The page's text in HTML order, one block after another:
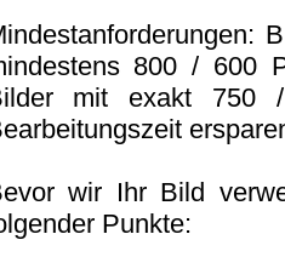
800 / 600
mit exakt 750
wir Ihr Bild
Punkte: